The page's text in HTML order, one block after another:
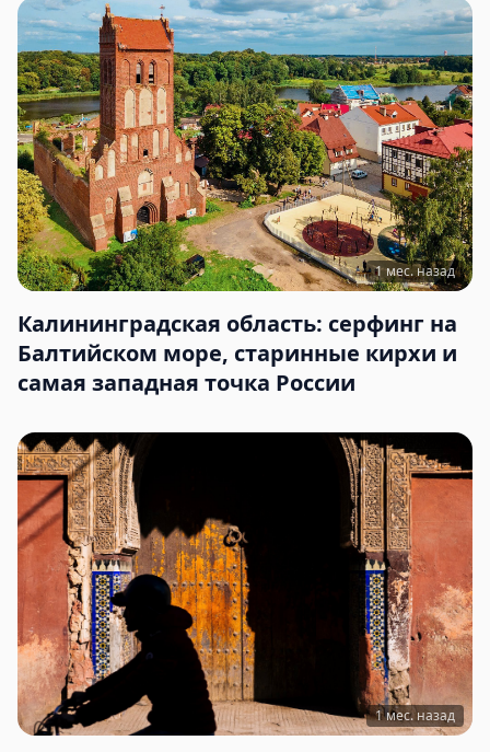
1 мес. назад
Калининградская область: серфинг на
Балтийском море, старинные кирхи и
самая западная точка России
1 мес. назад